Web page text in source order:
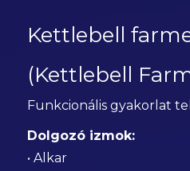
Kettlebell
(Kettlebell
Funkcionális gyakorlat
Dolgozó izmok:
• Alkar